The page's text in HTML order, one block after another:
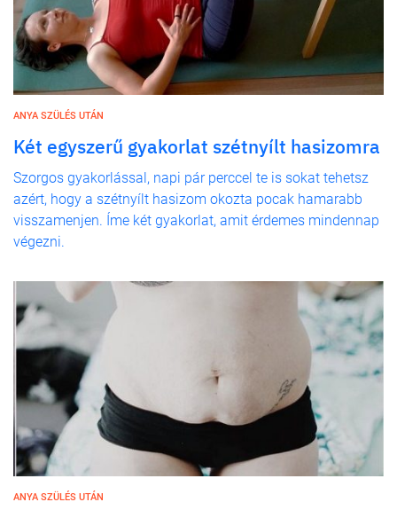
ANYA SZÜLÉS UTÁN
Két egyszerű gyakorlat szétnyílt hasizomra
Szorgos gyakorlással, napi pár perccel te is sokat tehetsz
azért, hogy a szétnyílt hasizom okozta pocak hamarabb
visszamenjen. Íme két gyakorlat, amit érdemes mindennap
végezni.
ANYA SZÜLÉS UTÁN